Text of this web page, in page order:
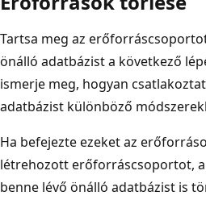
Tartsa meg az
önálló adatbázist a következő
ismerje meg, hogyan
adatbázist különböző
Ha befejezte ezeket az
létrehozott erőforráscsoportot,
benne lévő önálló adatbázist is